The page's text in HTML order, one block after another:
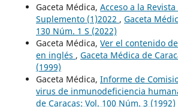
Gaceta Médica, Acceso a la
Suplemento (1)2022 , Gaceta
130 Núm. 1 S (2022)
Gaceta Médica, Ver el contenido
en inglés , Gaceta Médica de
(1999)
Gaceta Médica, Informe de
virus de inmunodeficiencia
de Caracas: Vol. 100 Núm. 3 (1992)